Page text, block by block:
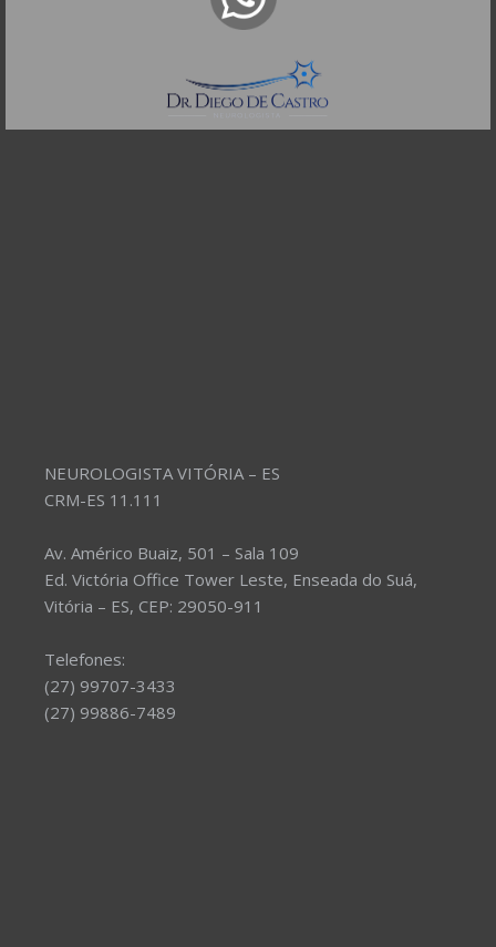
Bela Vista - São Paulo - SP
NEUROLOGISTA VITÓRIA – ES
CRM-ES 11.111
Av. Américo Buaiz, 501 – Sala 109
Ed. Victória Office Tower Leste, Enseada do Suá,
Vitória – ES, CEP: 29050-911
Telefones:
(27) 99707-3433
(27) 99886-7489